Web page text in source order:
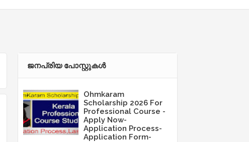
ജനപ്രിയ പോസ്റ്റുകള്‍‌
Ohmkaram
Scholarship 2026 For
Professional Course -
Apply Now-
Application Process-
Application Form-